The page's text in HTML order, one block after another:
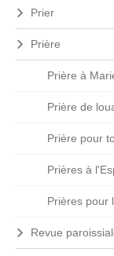
Prier
Prière
Prière à
Prière de
Prière pour
Prières à
Prières pour
Revue